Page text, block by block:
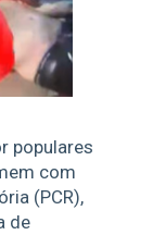
populares
com
(PCR),
de